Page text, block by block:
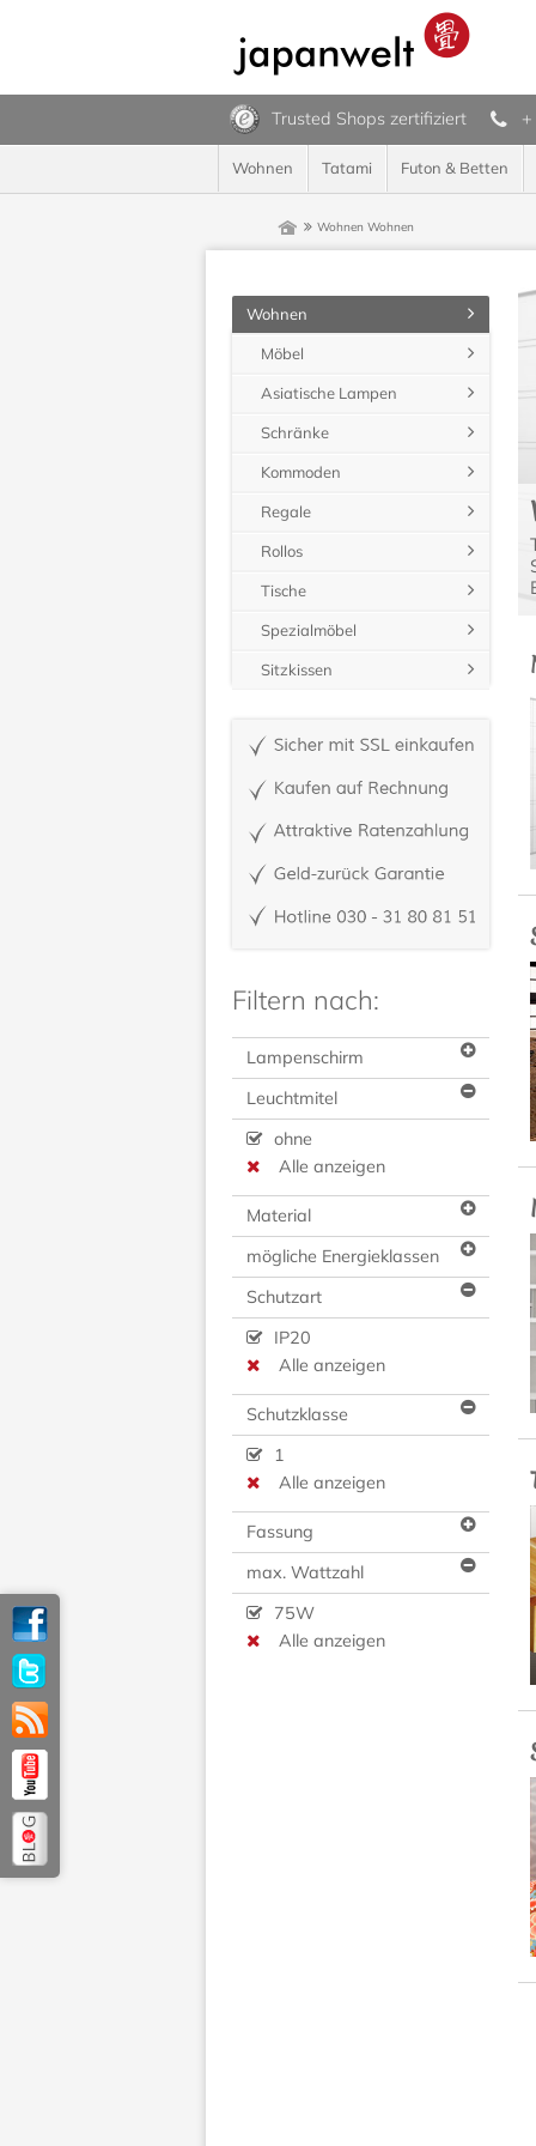
Trusted Shops zertifiziert
Wohnen Tatami Futon & Betten
WohnenWohnen
Wohnen
Möbel
Asiatische Lampen
Schränke
Kommoden
Regale
Rollos
Tische
Spezialmöbel
Sitzkissen
Filtern nach:
Lampenschirm
Leuchtmitel
ohne
Alle anzeigen
Material
mögliche Energieklassen
Schutzart
IP20
Alle anzeigen
Schutzklasse
1
Alle anzeigen
Fassung
max. Wattzahl
75W
Alle anzeigen